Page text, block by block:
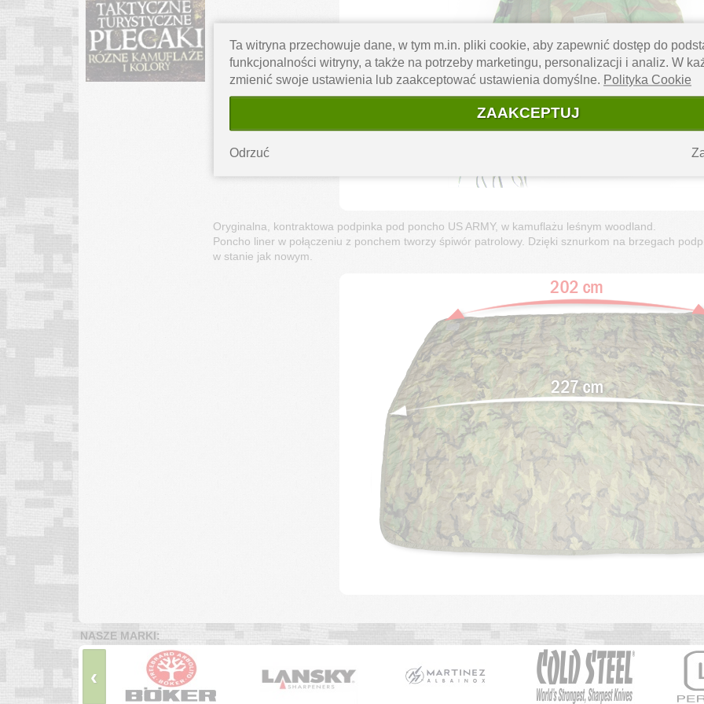
Oryginalna, kontraktowa podpinka pod poncho US ARMY, w kamuflażu leśnym woodland.
Poncho liner w połączeniu z ponchem tworzy śpiwór patrolowy. Dzięki sznurkom na brzegach
w stanie jak nowym.
NASZE MARKI:
‹
Ta witryna przechowuje dane, w tym m.in. pliki cookie, aby zapewnić dostęp do
funkcjonalności witryny, a także na potrzeby marketingu, personalizacji i analiz. W
zmienić swoje ustawienia lub zaakceptować ustawienia domyślne. Polityka Cookie
ZAAKCEPTUJ
Odrzuć